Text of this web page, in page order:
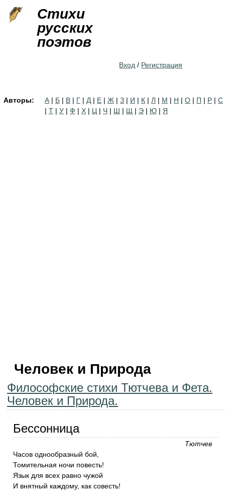
Стихи
русских
поэтов
Вход / Регистрация
Авторы: А | Б | В | Г | Д | Е | Ж | З | И | К | Л | М | Н | О | П | Р | С
| Т | У | Ф | Х | Ц | Ч | Ш | Щ | Э | Ю | Я
Человек и Природа
Философские стихи Тютчева и Фета.
Человек и Природа.
Бессонница
Тютчев
Часов однообразный бой,
Томительная ночи повесть!
Язык для всех равно чужой
И внятный каждому, как совесть!